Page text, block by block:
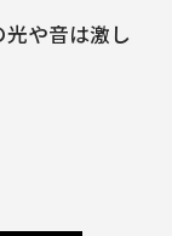
や音は激し